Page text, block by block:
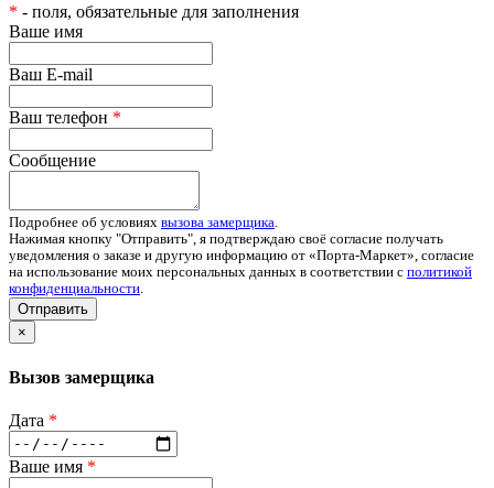
* - поля, обязательные для заполнения
Ваше имя
Ваш E-mail
Ваш телефон *
Сообщение
Подробнее об условиях вызова замерщика.
Нажимая кнопку "Отправить", я подтверждаю своё согласие получать
уведомления о заказе и другую информацию от «Порта-Маркет», согласие
на использование моих персональных данных в соответствии с политикой
конфиденциальности.
Отправить
×
Вызов замерщика
Дата *
Ваше имя *